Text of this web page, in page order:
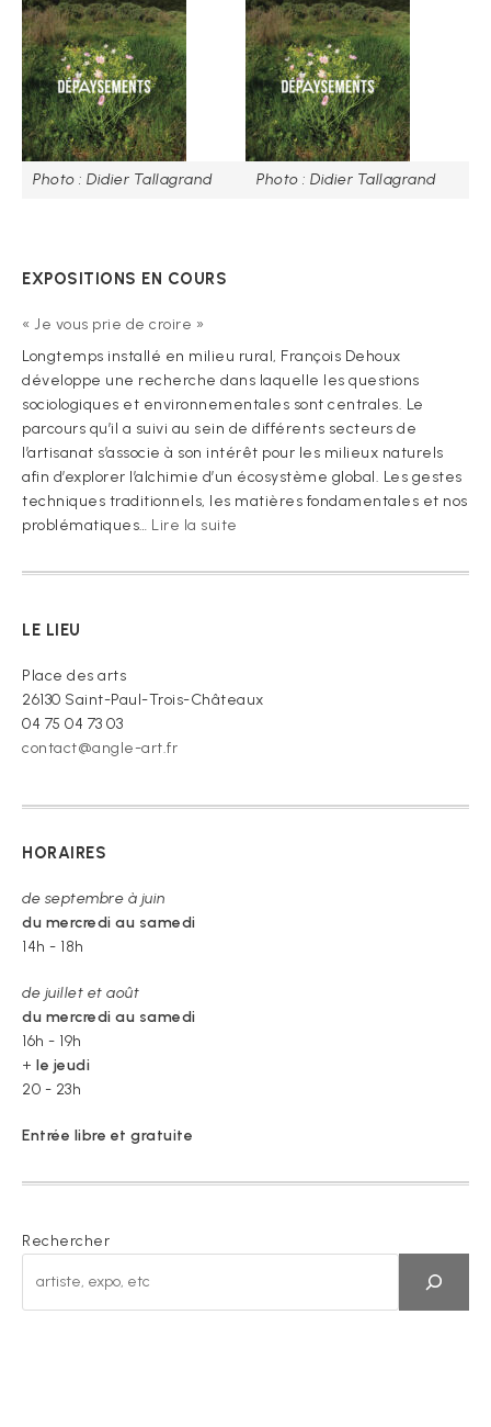
Photo : Didier Tallagrand Photo : Didier Tallagrand
EXPOSITIONS EN COURS
« Je vous prie de croire »
Longtemps installé en milieu rural, François Dehoux
développe une recherche dans laquelle les questions
sociologiques et environnementales sont centrales. Le
parcours qu’il a suivi au sein de différents secteurs de
l’artisanat s’associe à son intérêt pour les milieux naturels
afin d’explorer l’alchimie d’un écosystème global. Les gestes
techniques traditionnels, les matières fondamentales et nos
problématiques… Lire la suite
vous
LE LIEU
Place des arts
26130 Saint-Paul-Trois-Châteaux
04 75 04 73 03
contact@angle-art.fr
HORAIRES
de septembre à juin
du mercredi au samedi
14h - 18h
de juillet et août
du mercredi au samedi
16h - 19h
+ le jeudi
20 - 23h
Entrée libre et gratuite
Rechercher